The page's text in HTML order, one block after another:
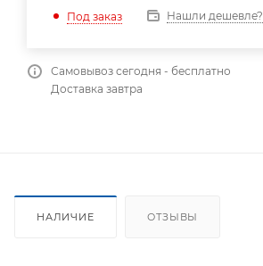
Под заказ Нашли дешевле?
Самовывоз сегодня - бесплатно
Доставка завтра
НАЛИЧИЕ ОТЗЫВЫ